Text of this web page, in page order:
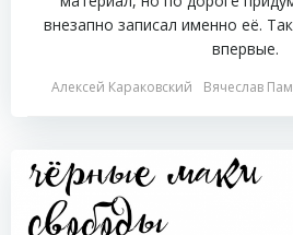
внезапно записал именно её.
впервые.
Алексей Караковский Вячеслав